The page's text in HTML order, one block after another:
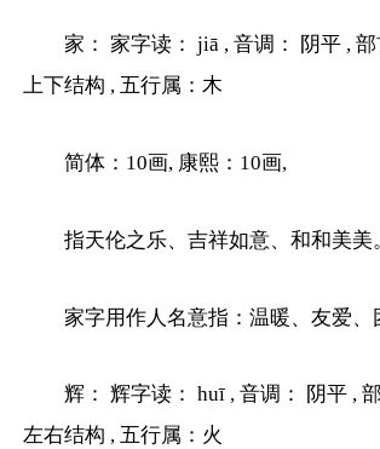
家： 家字读： jiā , 音调： 阴平 , 部
上下结构 , 五行属：木
简体：10画, 康熙：10画,
指天伦之乐、吉祥如意、和和美美
家字用作人名意指：温暖、友爱、
辉： 辉字读： huī , 音调： 阴平 ,
左右结构 , 五行属：火